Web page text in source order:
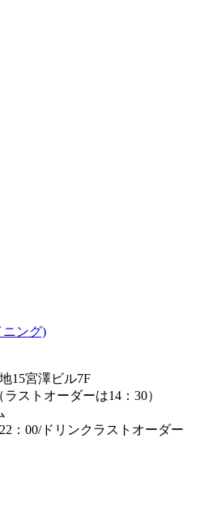
15宮澤ビル7F
ストオーダーは14：30）
：00/ドリンクラストオーダー